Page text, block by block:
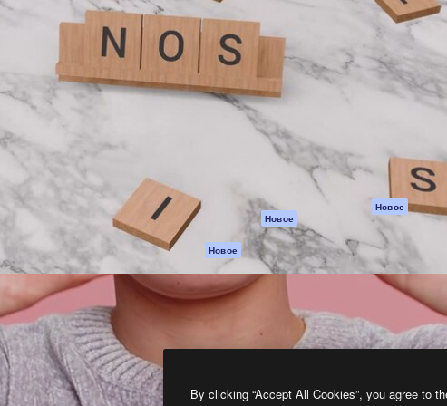
ИИ
для создания
Более 1 миллиона
креаторов,
и студий.
Spaces
ИИ-помощник
Генератор
изображений ИИ
Генератор видео
Стоковый контент
MCP для
Claude/ChatGPT
Новое
Агенты Новое
API
Мобильное
приложение
Все инструменты
Magnific
Документация по
Пакету ИИ
Служба
положения
Политика
конфиденциальности
Новое
Политика файлов
cookie
Центр доверия
Предприятие
By clicking “Accept All Cookies”, you agree to